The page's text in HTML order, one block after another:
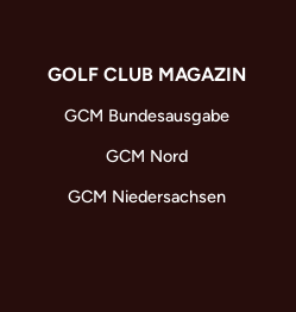
GOLF CLUB MAGAZIN
GCM Bundesausgabe
GCM Nord
GCM Niedersachsen